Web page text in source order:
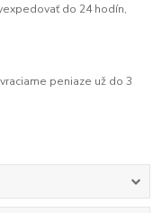
do 24 hodín,
peniaze už do 3